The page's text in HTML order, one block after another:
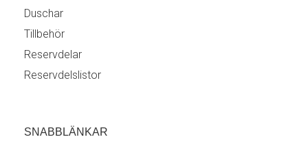
Duschar
Tillbehör
Reservdelar
Reservdelslistor
SNABBLÄNKAR